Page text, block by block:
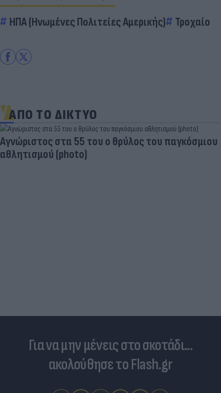
ΗΠΑ (Ηνωμένες Πολιτείες Αμερικής) Τροχαίο
ΑΠΟ ΤΟ ΔΙΚΤΥΟ
Aγνώριστος στα 55 του ο θρύλος του παγκόσμιου
αθλητισμού (photo)
Για να μην μένεις στο σκοτάδι...
ακολούθησε το Flash.gr